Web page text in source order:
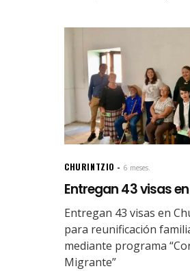
CHURINTZIO 6 meses.
Entregan 43 visas
Entregan 43 visas en
para reunificación
mediante programa
Migrante”